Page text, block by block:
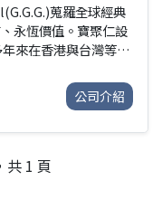
蒐羅全球經典
永恆價值。寶聚仁設
來在香港與台灣等地
互利共贏．貨暢其流
都擁能有專屬寶物。
公司介紹
共 1 頁